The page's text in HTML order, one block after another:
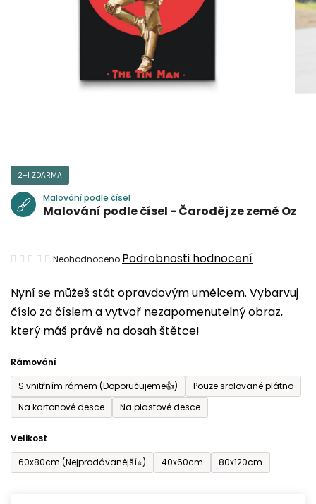
Nyní se můžeš stát opravdovým umělcem. Vybarvuj
číslo za číslem a vytvoř nezapomenutelný obraz,
který máš právě na dosah štětce!
Rámování
S vnitřním rámem (Doporučujeme👍)
Pouze srolované plátno
Na kartonové desce
Na plastové desce
Velikost
60x80cm (Nejprodávanější⭐)
40x60cm 80x120cm
2+1 ZDARMA
Malování podle čísel
Malování podle čísel - Čaroděj ze země Oz
Průměrné
produktu
je
0,0
5
hvězdiček.
Neohodnoceno Podrobnosti hodnocení